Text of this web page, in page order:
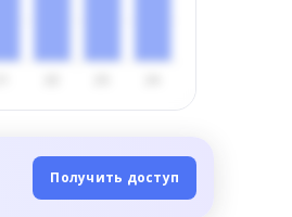
Получить доступ